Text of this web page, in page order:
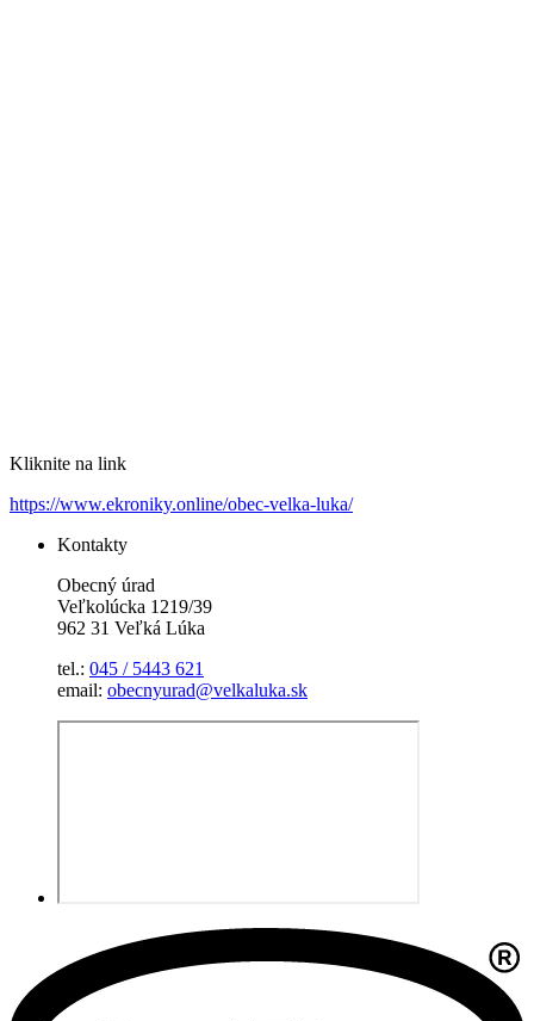
Kliknite na link
https://www.ekroniky.online/obec-velka-luka/
Kontakty
Obecný úrad
Veľkolúcka 1219/39
962 31 Veľká Lúka
tel.: 045 / 5443 621
email: obecnyurad@velkaluka.sk